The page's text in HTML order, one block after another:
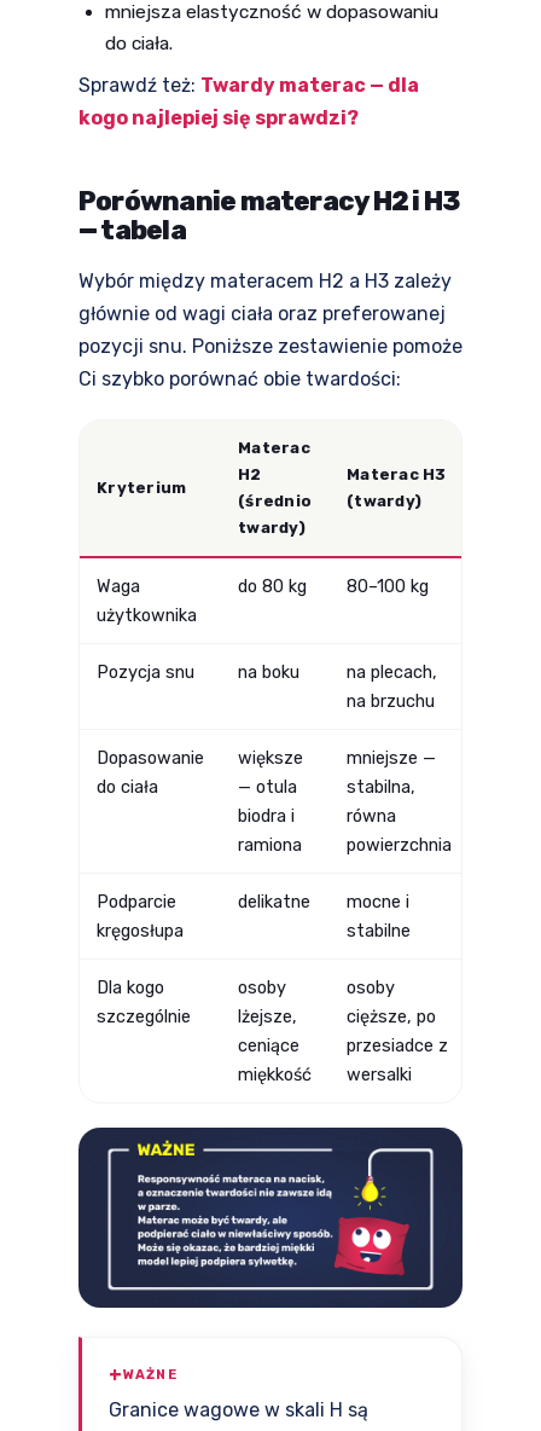
mniejsza elastyczność w dopasowaniu
do ciała.
Sprawdź też: Twardy materac — dla
kogo najlepiej się sprawdzi?
Porównanie materacy H2 i H3
— tabela
Wybór między materacem H2 a H3 zależy
głównie od wagi ciała oraz preferowanej
pozycji snu. Poniższe zestawienie pomoże
Ci szybko porównać obie twardości:
Kryterium
Materac
H2
(średnio
twardy)
Materac H3
(twardy)
Waga
użytkownika
do 80 kg 80–100 kg
Pozycja snu na boku
na plecach,
na brzuchu
Dopasowanie
do ciała
większe
— otula
biodra i
ramiona
mniejsze —
stabilna,
równa
powierzchnia
Podparcie
kręgosłupa
delikatne
mocne i
stabilne
Dla kogo
szczególnie
osoby
lżejsze,
ceniące
miękkość
osoby
cięższe, po
przesiadce z
wersalki
WAŻNE
Granice wagowe w skali H są